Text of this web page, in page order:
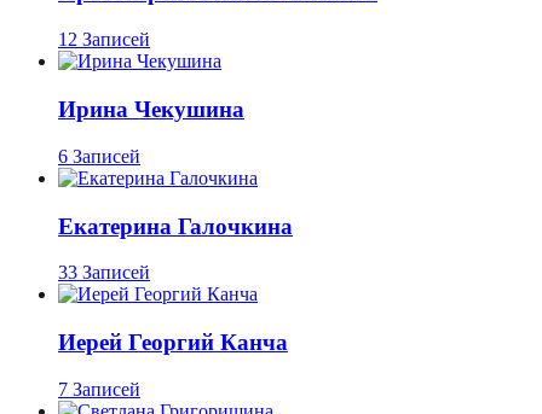
12 Записей
Ирина Чекушина
6 Записей
Екатерина Галочкина
33 Записей
Иерей Георгий Канча
7 Записей